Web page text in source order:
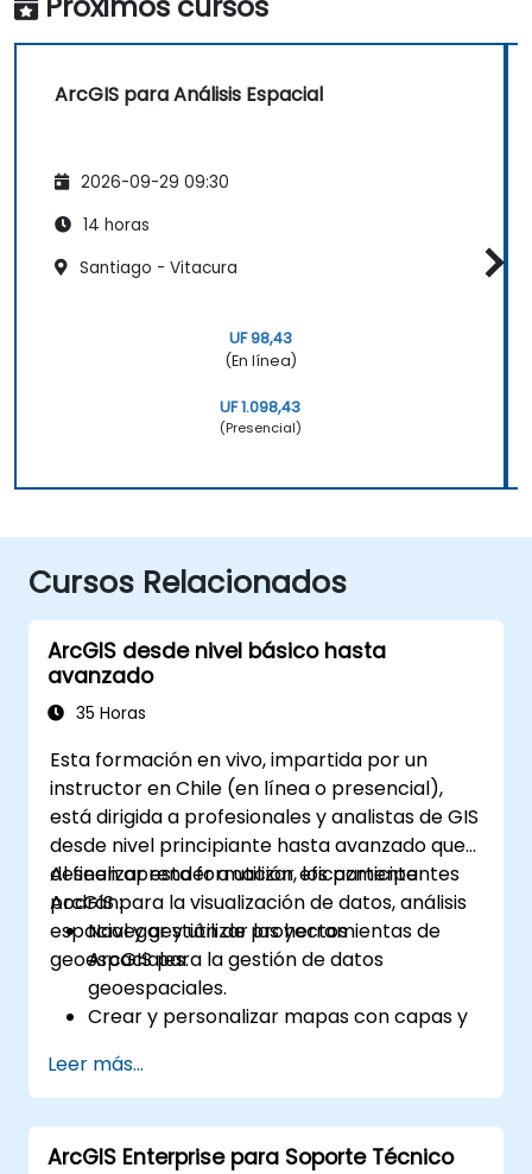
ArcGIS para Análisis Espacial
2026-09-29 09:30
14 horas
Santiago - Vitacura
UF 98,43
(En línea)
UF 1.098,43
(Presencial)
Cursos Relacionados
ArcGIS desde nivel básico hasta
avanzado
35 Horas
Esta formación en vivo, impartida por un
instructor en Chile (en línea o presencial),
está dirigida a profesionales y analistas de GIS
desde nivel principiante hasta avanzado que
deseen aprender a utilizar eficazmente
ArcGIS para la visualización de datos, análisis
espacial y gestión de proyectos
geoespaciales.
Al finalizar esta formación, los participantes
podrán:
Navegar y utilizar las herramientas de
ArcGIS para la gestión de datos
geoespaciales.
Crear y personalizar mapas con capas y
Realizar análisis espaciales avanzados y
tareas de geoprocésamiento.
Automatizar flujos de trabajo mediante
ModelBuilder y Python.
Leer más...
ArcGIS Enterprise para Soporte Técnico